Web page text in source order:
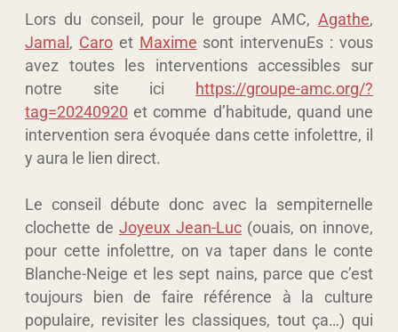
Lors du conseil, pour le groupe AMC, Agathe,
Jamal, Caroet Maxime sont intervenuEs : vous
avez toutes les interventions accessibles sur
notre site ici https://groupe-amc.org/?
tag=20240920 et comme d’habitude, quand une
intervention sera évoquée dans cette infolettre, il
y aura le lien direct.
Le conseil débute donc avec la sempiternelle
clochette de Joyeux Jean-Luc (ouais, on innove,
pour cette infolettre, on va taper dans le conte
Blanche-Neige et les sept nains, parce que c’est
toujours bien de faire référence à la culture
populaire, revisiter les classiques, tout ça…) qui